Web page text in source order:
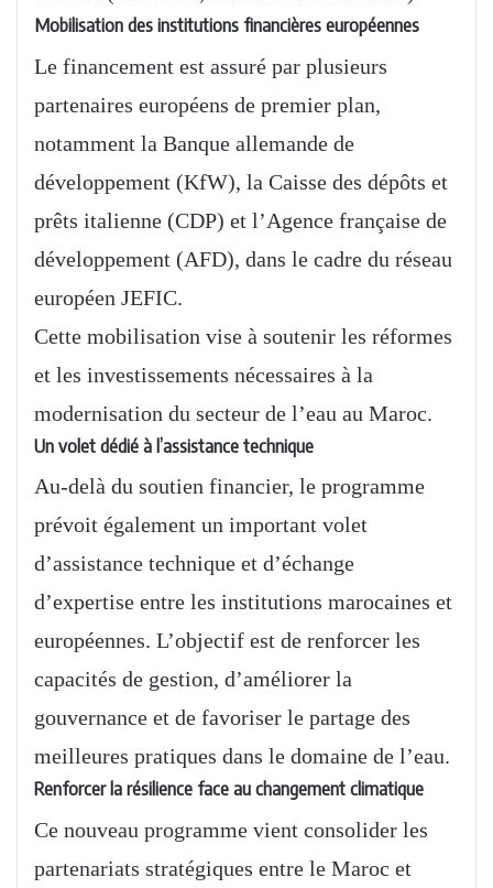
Mobilisation des institutions financières européennes
Le financement est assuré par plusieurs
partenaires européens de premier plan,
notamment la Banque allemande de
développement (KfW), la Caisse des dépôts et
prêts italienne (CDP) et l’Agence française de
développement (AFD), dans le cadre du réseau
européen JEFIC.
Cette mobilisation vise à soutenir les réformes
et les investissements nécessaires à la
modernisation du secteur de l’eau au Maroc.
Un volet dédié à l’assistance technique
Au-delà du soutien financier, le programme
prévoit également un important volet
d’assistance technique et d’échange
d’expertise entre les institutions marocaines et
européennes. L’objectif est de renforcer les
capacités de gestion, d’améliorer la
gouvernance et de favoriser le partage des
meilleures pratiques dans le domaine de l’eau.
Renforcer la résilience face au changement climatique
Ce nouveau programme vient consolider les
partenariats stratégiques entre le Maroc et